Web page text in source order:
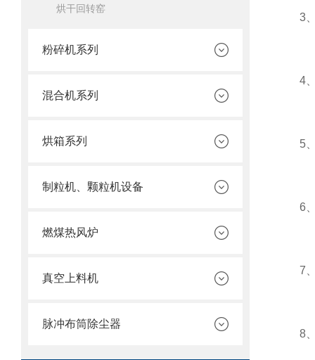
烘干回转窑
粉碎机系列
混合机系列
烘箱系列
制粒机、颗粒机设备
燃煤热风炉
真空上料机
脉冲布筒除尘器
3、
4、
5、
6、
7、
8、